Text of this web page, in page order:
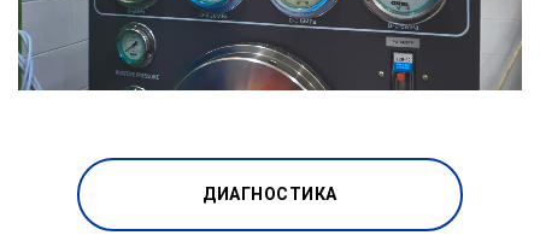
ДИАГНОСТИКА